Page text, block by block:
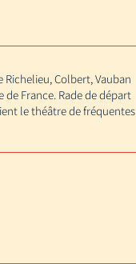
Richelieu, Colbert, Vauban
France. Rade de départ
le théâtre de fréquentes